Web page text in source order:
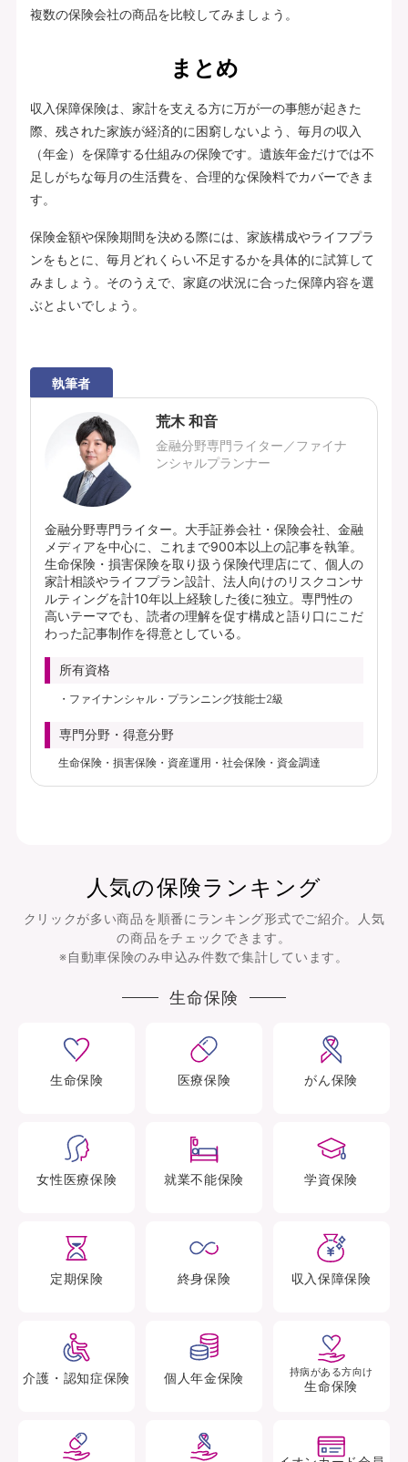
複数の保険会社の商品を比較してみましょう。
まとめ
収入保障保険は、家計を支える方に万が一の事態が起きた
際、残された家族が経済的に困窮しないよう、毎月の収入
（年金）を保障する仕組みの保険です。遺族年金だけでは不
足しがちな毎月の生活費を、合理的な保険料でカバーできま
す。
保険金額や保険期間を決める際には、家族構成やライフプラ
ンをもとに、毎月どれくらい不足するかを具体的に試算して
みましょう。そのうえで、家庭の状況に合った保障内容を選
ぶとよいでしょう。
執筆者
荒木 和音
金融分野専門ライター／ファイナ
ンシャルプランナー
金融分野専門ライター。大手証券会社・保険会社、金融
メディアを中心に、これまで900本以上の記事を執筆。
生命保険・損害保険を取り扱う保険代理店にて、個人の
家計相談やライフプラン設計、法人向けのリスクコンサ
ルティングを計10年以上経験した後に独立。専門性の
高いテーマでも、読者の理解を促す構成と語り口にこだ
わった記事制作を得意としている。
所有資格
ファイナンシャル・プランニング技能士2級
専門分野・得意分野
生命保険・損害保険・資産運用・社会保険・資金調達
人気の保険ランキング
クリックが多い商品を順番にランキング形式でご紹介。人気
の商品をチェックできます。
※自動車保険のみ申込み件数で集計しています。
生命保険
生命保険 医療保険 がん保険
女性医療保険 就業不能保険 学資保険
定期保険 終身保険 収入保障保険
介護・認知症保険 個人年金保険 持病がある方向け
生命保険